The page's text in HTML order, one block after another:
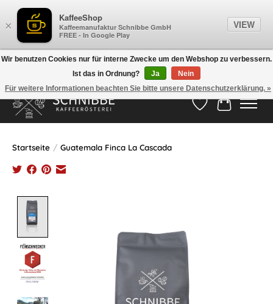
05524-999 33 79 >>> Versandkostenfrei ab 75€ <<<
Wunschzettel
Ihr
Startseite / Guatemala Finca La Cascada
Wir benutzen Cookies nur für interne Zwecke um den Webshop zu verbessern.
Ist das in Ordnung?
Ja
Nein
Für weitere Informationen beachten Sie bitte unsere Datenschutzerklärung. »
×
KaffeeShop
Kaffeemanufaktur Schnibbe GmbH
FREE - In Google Play
VIEW